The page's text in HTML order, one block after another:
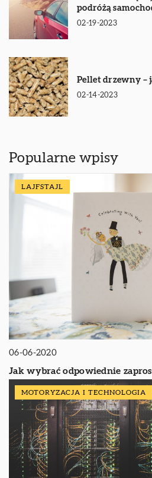
podróżą
02-19-2023
Pellet drzewny –
02-14-2023
Popularne wpisy
LAJFSTAJL
06-06-2020
Jak wybrać odpowiednie
MOTORYZACJA I TECHNOLOGIA